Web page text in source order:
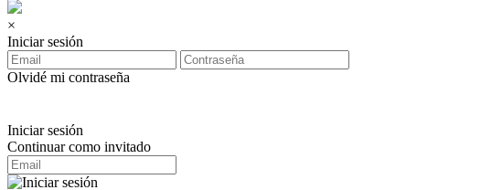
×
Iniciar sesión
Olvidé mi contraseña
Iniciar sesión
Continuar como invitado